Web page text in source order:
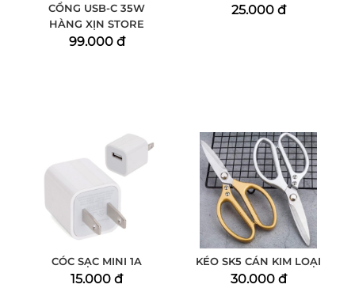
CỔNG USB-C 35W
HÀNG XỊN STORE
99.000 đ
25.000 đ
CÓC SẠC MINI 1A
15.000 đ
KÉO SK5 CÁN KIM LOẠI
30.000 đ